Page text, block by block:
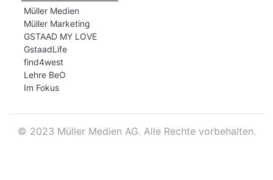
Müller Medien
Müller Marketing
GSTAAD MY LOVE
GstaadLife
find4west
Lehre BeO
Im Fokus
© 2023 Müller Medien AG. Alle Rechte vorbehalten.